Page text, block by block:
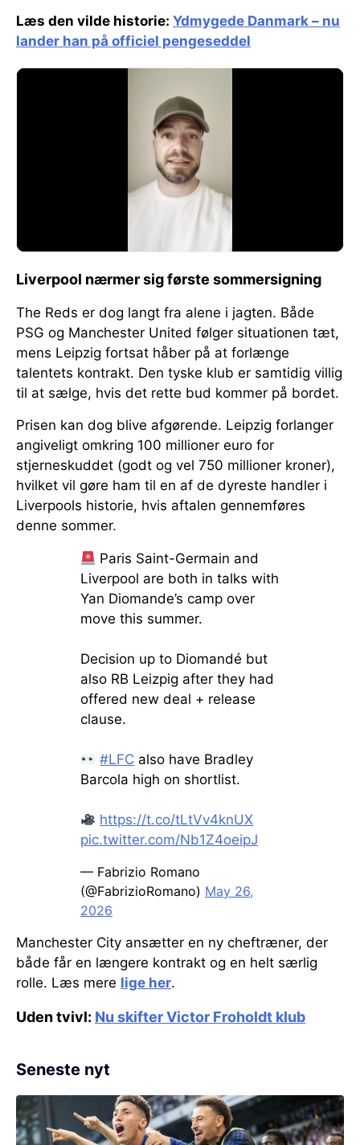
Læs den vilde historie: Ydmygede Danmark – nu
lander han på officiel pengeseddel
Liverpool nærmer sig første sommersigning
The Reds er dog langt fra alene i jagten. Både
PSG og Manchester United følger situationen tæt,
mens Leipzig fortsat håber på at forlænge
talentets kontrakt. Den tyske klub er samtidig villig
til at sælge, hvis det rette bud kommer på bordet.
Prisen kan dog blive afgørende. Leipzig forlanger
angiveligt omkring 100 millioner euro for
stjerneskuddet (godt og vel 750 millioner kroner),
hvilket vil gøre ham til en af de dyreste handler i
Liverpools historie, hvis aftalen gennemføres
denne sommer.
Paris Saint-Germain and
Liverpool are both in talks with
Yan Diomande’s camp over
move this summer.
Decision up to Diomandé but
also RB Leizpig after they had
offered new deal + release
clause.
#LFC also have Bradley
Barcola high on shortlist.
https://t.co/tLtVv4knUX
pic.twitter.com/Nb1Z4oeipJ
— Fabrizio Romano
(@FabrizioRomano) May 26,
2026
Manchester City ansætter en ny cheftræner, der
både får en længere kontrakt og en helt særlig
rolle. Læs mere lige her.
Uden tvivl: Nu skifter Victor Froholdt klub
Seneste nyt